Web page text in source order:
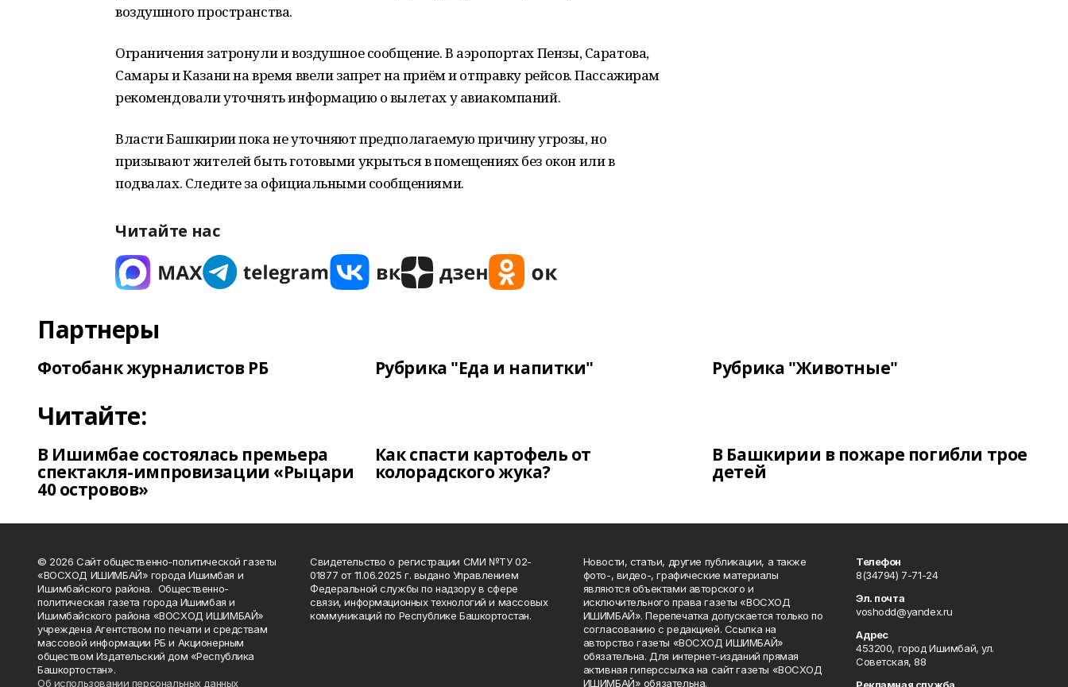
воздушного пространства.
Ограничения затронули и воздушное сообщение. В аэропортах Пензы, Саратова,
Самары и Казани на время ввели запрет на приём и отправку рейсов. Пассажирам
рекомендовали уточнять информацию о вылетах у авиакомпаний.
Власти Башкирии пока не уточняют предполагаемую причину угрозы, но
призывают жителей быть готовыми укрыться в помещениях без окон или в
подвалах. Следите за официальными сообщениями.
Читайте нас
Партнеры
Фотобанк журналистов РБ Рубрика "Еда и напитки" Рубрика "Животные"
Читайте:
В Ишимбае состоялась премьера
спектакля-импровизации «Рыцари
40 островов»
Как спасти картофель от
колорадского жука?
В Башкирии в пожаре погибли трое
детей
© 2026 Сайт общественно-политической газеты
«ВОСХОД ИШИМБАЙ» города Ишимбая и
Ишимбайского района. Общественно-
политическая газета города Ишимбая и
Ишимбайского района «ВОСХОД ИШИМБАЙ»
учреждена Агентством по печати и средствам
массовой информации РБ и Акционерным
обществом Издательский дом «Республика
Башкортостан».
Об использовании персональных данных
Свидетельство о регистрации СМИ №ТУ 02-
01877 от 11.06.2025 г. выдано Управлением
Федеральной службы по надзору в сфере
связи, информационных технологий и массовых
коммуникаций по Республике Башкортостан.
Новости, статьи, другие публикации, а также
фото-, видео-, графические материалы
являются объектами авторского и
исключительного права газеты «ВОСХОД
ИШИМБАЙ». Перепечатка допускается только по
согласованию с редакцией. Ссылка на
авторство газеты «ВОСХОД ИШИМБАЙ»
обязательна. Для интернет-изданий прямая
активная гиперссылка на сайт газеты «ВОСХОД
ИШИМБАЙ» обязательна.
Телефон
8(34794) 7-71-24
Эл. почта
voshodd@yandex.ru
Адрес
453200, город Ишимбай, ул.
Советская, 88